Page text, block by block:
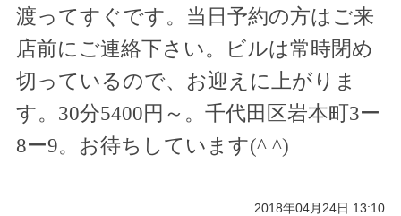
渡ってすぐです。当日予約の方はご来
店前にご連絡下さい。ビルは常時閉め
切っているので、お迎えに上がりま
す。 30分5400 円～。千代田区岩本町3ー
8ー9。お待ちしています(^ ^)
2018年04月24日 13:10